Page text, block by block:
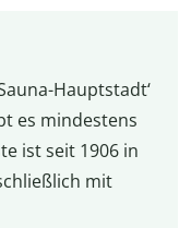
Hauptstadt‘
es mindestens
ist seit 1906 in
mit